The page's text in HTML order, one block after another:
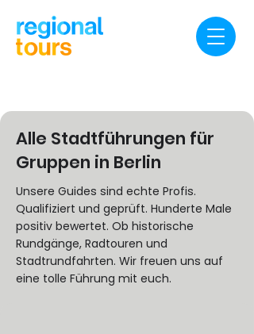
Alle Stadtführungen für
Gruppen in Berlin
Unsere Guides sind echte Profis.
Qualifiziert und geprüft. Hunderte Male
positiv bewertet. Ob historische
Rundgänge, Radtouren und
Stadtrundfahrten. Wir freuen uns auf
eine tolle Führung mit euch.